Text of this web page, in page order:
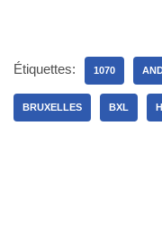
Étiquettes: 1070
BRUXELLES BXL